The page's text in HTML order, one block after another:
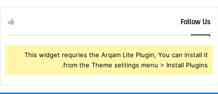
Follow Us
This widget requries the Arqam Lite Plugin, You can install it
from the Theme settings menu > Install Plugins.